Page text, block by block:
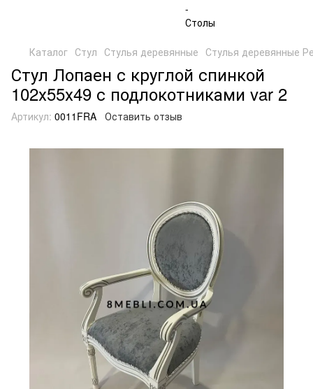
Каталог Стул Стулья деревянные Стулья деревянные
Стул Лопаен с круглой спинкой
102х55х49 с подлокотниками var 2
Артикул: 0011FRA Оставить отзыв